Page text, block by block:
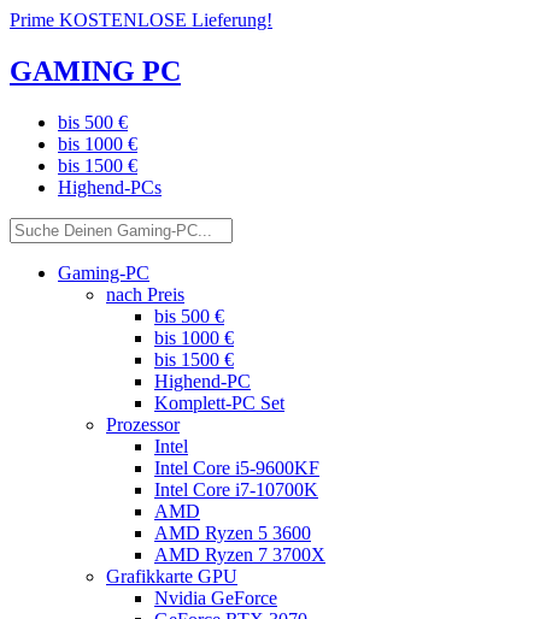
Prime KOSTENLOSE Lieferung!
GAMING PC
bis 500 €
bis 1000 €
bis 1500 €
Highend-PCs
Gaming-PC
nach Preis
bis 500 €
bis 1000 €
bis 1500 €
Highend-PC
Komplett-PC Set
Prozessor
Intel
Intel Core i5-9600KF
Intel Core i7-10700K
AMD
AMD Ryzen 5 3600
AMD Ryzen 7 3700X
Grafikkarte GPU
Nvidia GeForce